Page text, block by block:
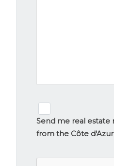
signup
Send me real estate
from the Côte d'Azur